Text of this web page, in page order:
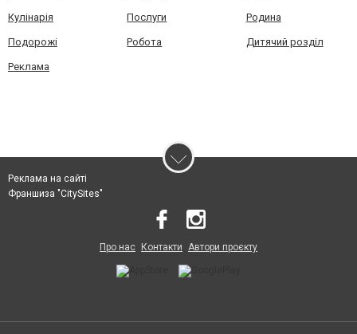
Кулінарія Послуги Родина
Подорожі Робота Дитячий розділ
Реклама
Реклама на сайті
Франшиза "CitySites"
Про нас Контакти Автори проєкту